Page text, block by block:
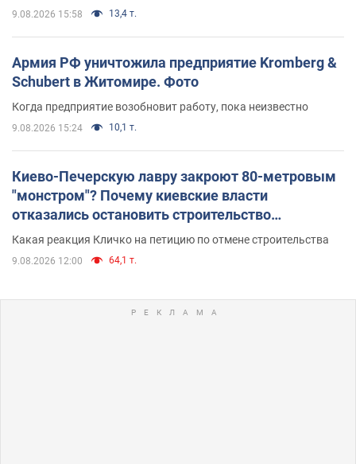
9.08.2026 15:58 13,4 т.
Армия РФ уничтожила предприятие Kromberg &
Schubert в Житомире. Фото
Когда предприятие возобновит работу, пока неизвестно
9.08.2026 15:24 10,1 т.
Киево-Печерскую лавру закроют 80-метровым
"монстром"? Почему киевские власти
отказались остановить строительство
небоскреба "московского верующего"
Какая реакция Кличко на петицию по отмене строительства
9.08.2026 12:00 64,1 т.